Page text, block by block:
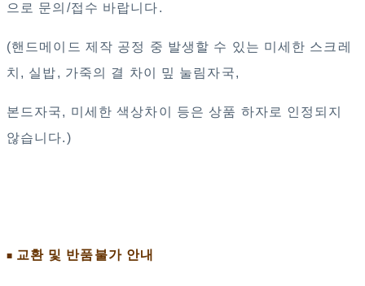
으로 문의/접수 바랍니다.
(핸드메이드 제작 공정 중 발생할 수 있는 미세한 스크레
치, 실밥, 가죽의 결 차이 밒 눌림자국,
본드자국, 미세한 색상차이 등은 상품 하자로 인정되지
않습니다.)
■ 교환 및 반품불가 안내